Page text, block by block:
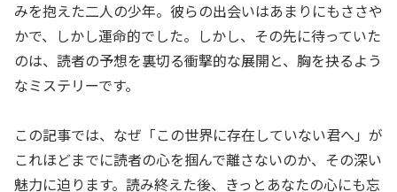
みを抱えた二人の少年。彼らの出会いはあまりにもささや
かで、しかし運命的でした。しかし、その先に待っていた
のは、読者の予想を裏切る衝撃的な展開と、胸を抉るよう
なミステリーです。
この記事では、なぜ「この世界に存在していない君へ」が
これほどまでに読者の心を掴んで離さないのか、その深い
魅力に迫ります。読み終えた後、きっとあなたの心にも忘